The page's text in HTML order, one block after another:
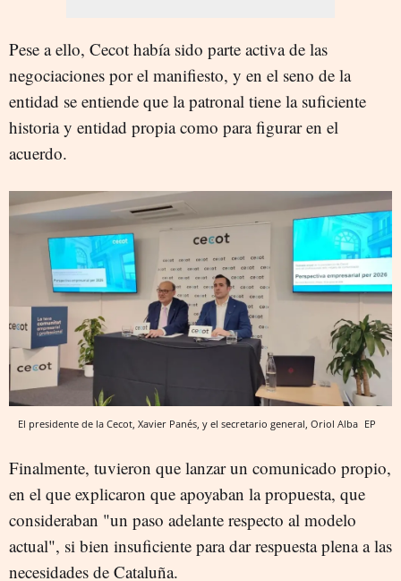
Pese a ello, Cecot había sido parte activa de las
negociaciones por el manifiesto, y en el seno de la
entidad se entiende que la patronal tiene la suficiente
historia y entidad propia como para figurar en el
acuerdo.
El presidente de la Cecot, Xavier Panés, y el secretario general, Oriol Alba EP
Finalmente, tuvieron que lanzar un comunicado propio,
en el que explicaron que apoyaban la propuesta, que
consideraban "un paso adelante respecto al modelo
actual", si bien insuficiente para dar respuesta plena a las
necesidades de Cataluña.